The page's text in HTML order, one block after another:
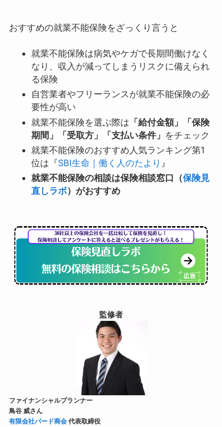
おすすめの就業不能保険をざっくり言うと
就業不能保険は病気やケガで長期間働けなく
なり、収入が減ってしまうリスクに備えられ
る保険
自営業者やフリーランスが就業不能保険の必
要性が高い
就業不能保険を選ぶ際は 「給付金額」「保険
期間」「受取方」「支払い条件」 をチェック
就業不能保険のおすすめ人気ランキング第1
位は『SBI生命｜働く人のたより 』
就業不能保険の相談は保険相談窓口（保険見
直しラボ）がおすすめ
監修者
ファイナンシャルプランナー
鳥谷 威さん
有限会社バード商会代表取締役